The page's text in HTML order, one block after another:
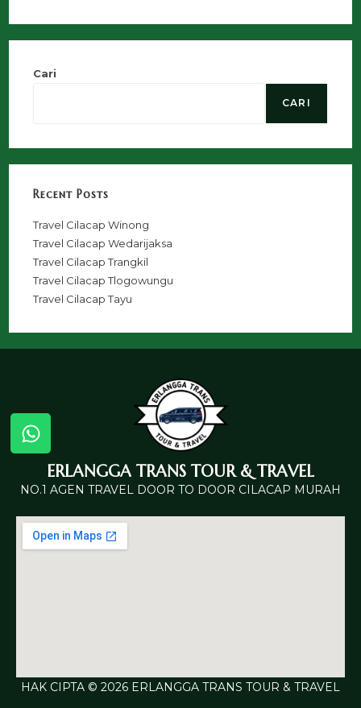
Cari
CARI
Recent Posts
Travel Cilacap Winong
Travel Cilacap Wedarijaksa
Travel Cilacap Trangkil
Travel Cilacap Tlogowungu
Travel Cilacap Tayu
ERLANGGA TRANS TOUR & TRAVEL
NO.1 AGEN TRAVEL DOOR TO DOOR CILACAP MURAH
HAK CIPTA © 2026 ERLANGGA TRANS TOUR & TRAVEL